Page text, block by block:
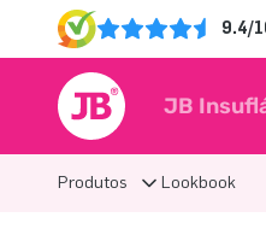
9.4/
JB
Produtos Lookbook